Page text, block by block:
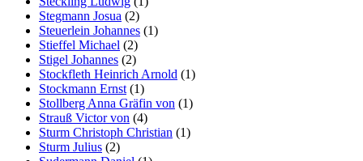
Stegmann Josua (2)
Steuerlein Johannes (1)
Stieffel Michael (2)
Stigel Johannes (2)
Stockfleth Heinrich Arnold (1)
Stockmann Ernst (1)
Stollberg Anna Gräfin von (1)
Strauß Victor von (4)
Sturm Christoph Christian (1)
Sturm Julius (2)